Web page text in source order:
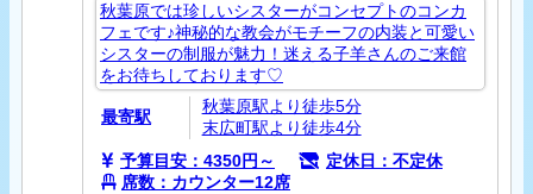
秋葉原では珍しいシスターがコンセプトのコンカ
フェです♪神秘的な教会がモチーフの内装と可愛い
シスターの制服が魅力！迷える子羊さんのご来館
をお待ちしております♡
最寄駅
秋葉原駅より徒歩5分
末広町駅より徒歩4分
予算目安：4350円～
定休日：不定休
席数：カウンター12席